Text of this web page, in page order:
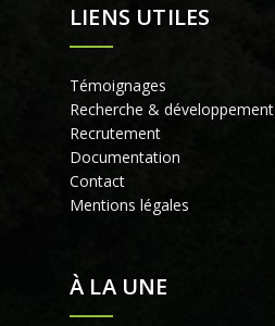
LIENS UTILES
Témoignages
Recherche & développement
Recrutement
Documentation
Contact
Mentions légales
À LA UNE